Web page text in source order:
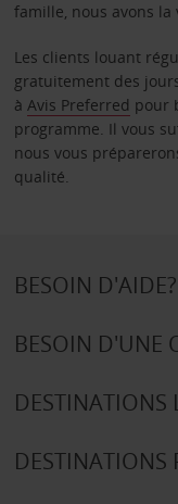
famille, nous avons la
Les clients louant
gratuitement des
à Avis Preferred pour
programme. Il vous
nous vous
qualité.
BESOIN D'AIDE?
BESOIN D'UNE
DESTINATIONS
DESTINATIONS